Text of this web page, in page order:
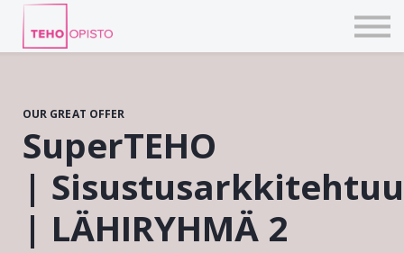
KIRJAUDU TEHOVERKKOON
OUR GREAT OFFER
SuperTEHO
|
| LÄHIRYHMÄ 2